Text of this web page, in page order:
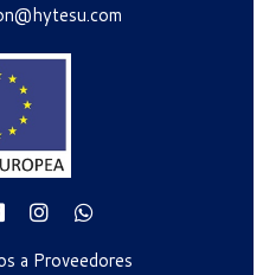
a Proveedores